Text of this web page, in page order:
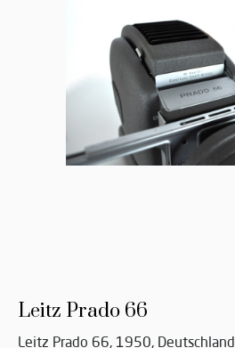
Leitz Prado 66
Leitz Prado 66, 1950, Deutschland